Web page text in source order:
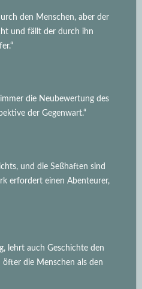
den Menschen, aber der
und fällt der durch ihn
die Neubewertung des
der Gegenwart.“
und die Seßhaften sind
erfordert einen Abenteurer,
lehrt auch Geschichte den
die Menschen als den